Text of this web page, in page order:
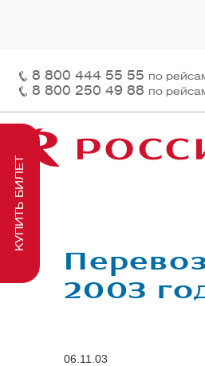
8 800 444 55 55 по
8 800 250 49 88 по
2003
06.11.03
КУПИТЬ БИЛЕТ